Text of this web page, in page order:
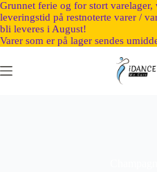
Grunnet ferie og for stort
leveringstid på restnoterte varer /
bli leveres i August!
Varer som er på lager sendes